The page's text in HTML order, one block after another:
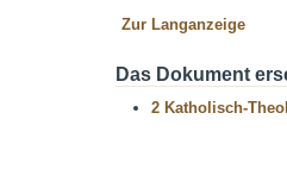
Zur Langanzeige
Das Dokument
2 Katholisch-